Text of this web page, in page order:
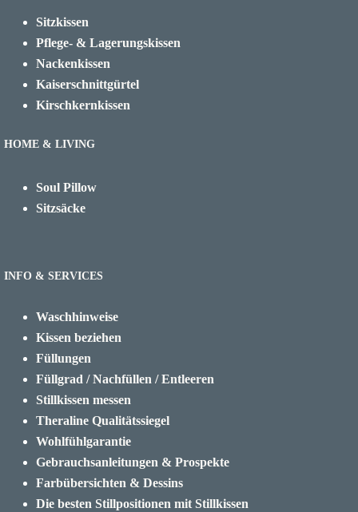
Sitzkissen
Pflege- & Lagerungskissen
Nackenkissen
Kaiserschnittgürtel
Kirschkernkissen
HOME & LIVING
Soul Pillow
Sitzsäcke
INFO & SERVICES
Waschhinweise
Kissen beziehen
Füllungen
Füllgrad / Nachfüllen / Entleeren
Stillkissen messen
Theraline Qualitätssiegel
Wohlfühlgarantie
Gebrauchsanleitungen & Prospekte
Farbübersichten & Dessins
Die besten Stillpositionen mit Stillkissen